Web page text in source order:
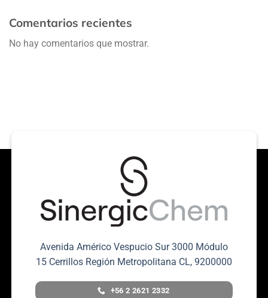
Comentarios recientes
No hay comentarios que mostrar.
Avenida Américo Vespucio Sur 3000 Módulo
15 Cerrillos Región Metropolitana CL, 9200000
+56 2 2621 2332